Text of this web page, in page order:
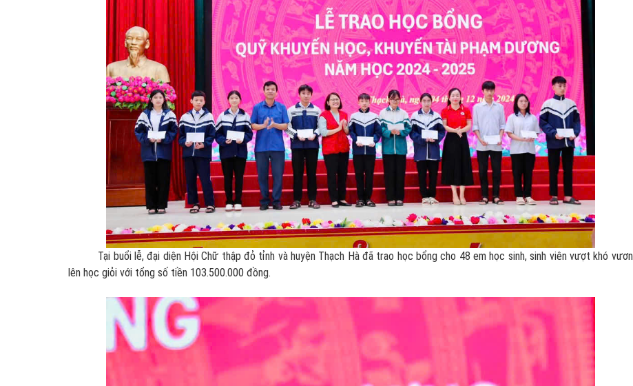
Tại buổi lễ, đại diện Hội Chữ thập đỏ tỉnh và huyện Thạch Hà đã trao học bổng cho 48 em học sinh, sinh viên vượt khó vươn
lên học giỏi với tổng số tiền 103.500.000 đồng.